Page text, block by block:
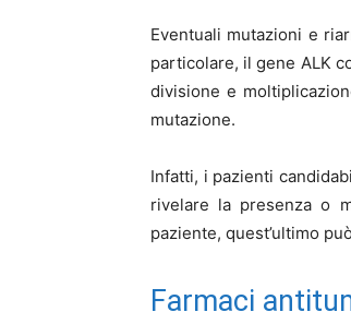
Eventuali mutazioni e
particolare, il gene ALK
divisione e
mutazione.
Infatti, i pazienti
rivelare la presenza o
paziente, quest’ultimo
Farmaci